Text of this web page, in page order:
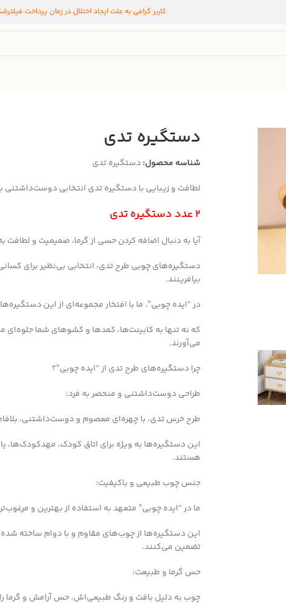
کاربر گرامی به علت ایجاد اختلال در زمان پرداخت
دستگیره‌ تدی
شناسه محصول:دستگیره تدی
لطافت و زیبایی با دستگیره‌ تدی انتخابی دوست‌داشتنی
2 عدد دستگیره تدی
آیا به دنبال اضافه کردن حسی از گرما، صمیمیت و
دستگیره‌های چوبی طرح تدی، انتخابی بی‌نظیر برای
بیافرینند.
در “ایده چوبی”، ما با افتخار مجموعه‌ای از این
که نه تنها به کابینت‌ها، کمدها و کشوهای شما جلوه‌ای
می‌آورند.
چرا دستگیره‌های طرح تدی از “ایده چوبی”؟
طراحی دوست‌داشتنی و منحصر به فرد:
طرح خرس تدی، با چهره‌ای معصوم و دوست‌داشتنی،
این دستگیره‌ها به ویژه برای اتاق کودک، مهدکودک‌ها،
هستند.
جنس چوب طبیعی و باکیفیت:
ما در “ایده چوبی” متعهد به استفاده از بهترین و
این دستگیره‌ها از چوب‌های مقاوم و با دوام ساخته
تضمین می‌کنند.
حس گرما و طبیعت:
چوب به دلیل بافت و رنگ طبیعی‌اش، حس آرامش و گرما